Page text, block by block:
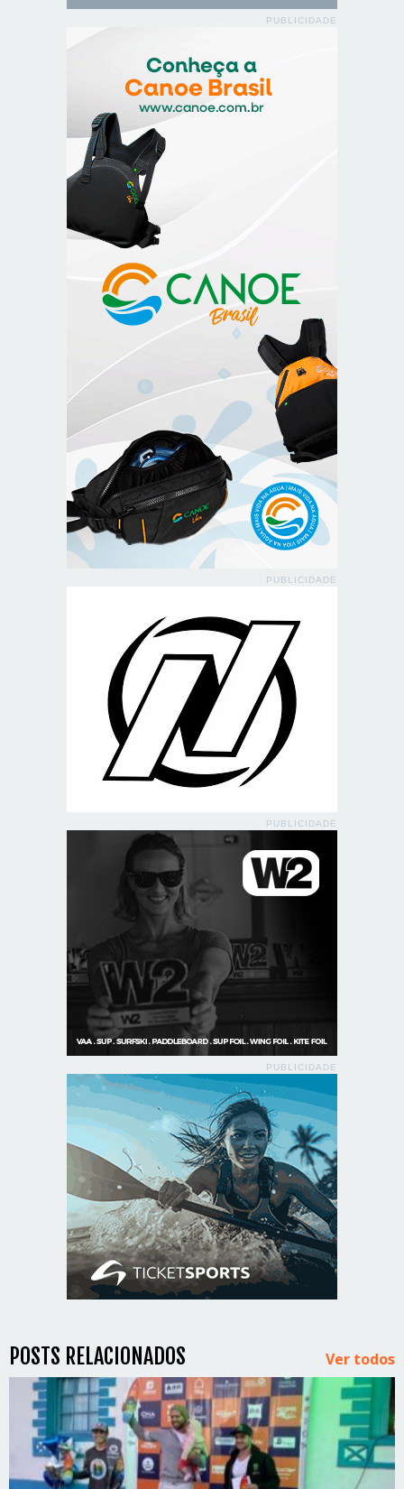
PUBLICIDADE
PUBLICIDADE
PUBLICIDADE
PUBLICIDADE
POSTS RELACIONADOS Ver todos